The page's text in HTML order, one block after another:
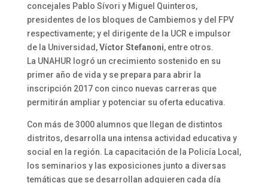
concejales Pablo Sívori y Miguel Quinteros,
presidentes de los bloques de Cambiemos y del FPV
respectivamente; y el dirigente de la UCR e impulsor
de la Universidad,Víctor Stefanoni, entre otros.
La UNAHUR logró un crecimiento sostenido en su
primer año de vida y se prepara para abrir la
inscripción 2017 con cinco nuevas carreras que
permitirán ampliar y potenciar su oferta educativa.
Con más de 3000 alumnos que llegan de distintos
distritos, desarrolla una intensa actividad educativa y
social en la región. La capacitación de la Policía Local,
los seminarios y las exposiciones junto a diversas
temáticas que se desarrollan adquieren cada día